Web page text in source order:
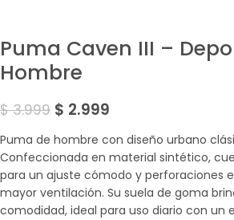
Puma Caven III –
Hombre
$3.999 $ 2.999
Puma de hombre con diseño urbano
Confeccionada en material sintético,
para un ajuste cómodo y perforaciones
mayor ventilación. Su suela de goma
comodidad, ideal para uso diario con un